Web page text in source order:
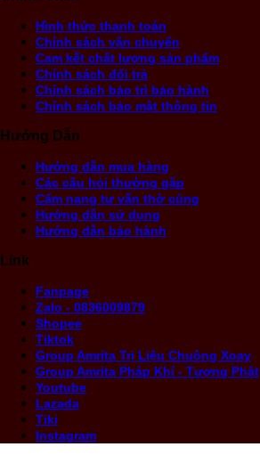
Hình thức thanh toán
Chính sách vận chuyển
Cam kết chất lượng sản phẩm
Chính sách đổi trả
Chính sách bảo trì bảo hành
Chính sách bảo mật thông tin
Hướng Dẫn
Hướng dẫn mua hàng
Các câu hỏi thường gặp
Cẩm nang tư vấn thờ cúng
Hướng dẫn sử dụng
Hướng dẫn bảo hành
Link
Fanpage
Zalo - 0836009879
Shopee
Tiktok
Group Amrita Trị Liệu Chuông Xoay
Group Amrita Pháp Khí - Tượng Phật
Youtube
Lazada
Tiki
Instagram